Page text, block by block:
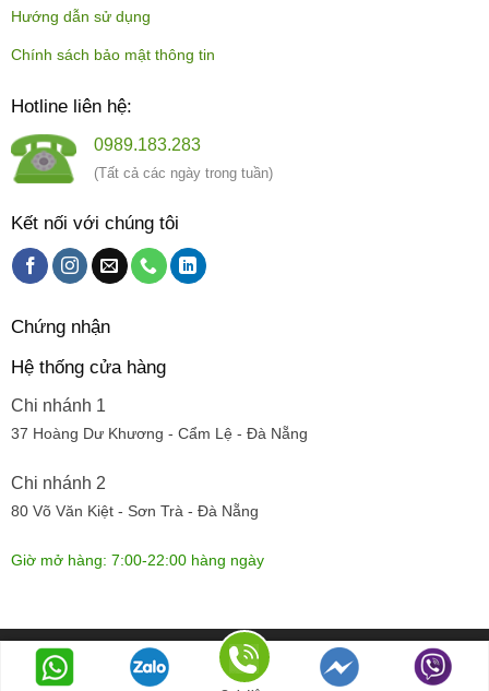
Hướng dẫn sử dụng
Chính sách bảo mật thông tin
Hotline liên hệ:
0989.183.283
(Tất cả các ngày trong tuần)
Kết nối với chúng tôi
Chứng nhận
Hệ thống cửa hàng
Chi nhánh 1
37 Hoàng Dư Khương - Cẩm Lệ - Đà Nẵng
Chi nhánh 2
80 Võ Văn Kiệt - Sơn Trà - Đà Nẵng
Giờ mở hàng: 7:00-22:00 hàng ngày
© Dựng trang bởiCánh đồng hoa| 319 Huy Cận, Hòa cường bắc,
T.P. Đà Nẵng